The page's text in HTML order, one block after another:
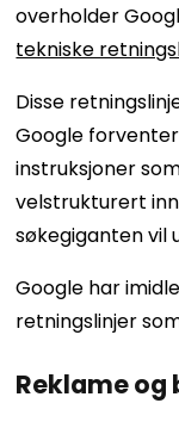
overholder
tekniske
Disse
Google
instruksjoner
velstrukturert
søkegiganten vil
Google har
retningslinjer
Reklame